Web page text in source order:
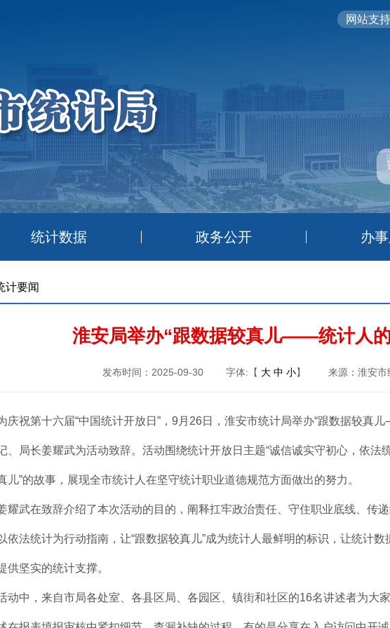
网站支
统计数据 政务公开 办
计要闻
淮安局举办“跟数据较真儿——统计人
发布时间：2025-09-30 字体:【 大 中 小】 来源：淮安
庆祝第十六届“中国统计开放日”，9月26日，淮安市统计局举办“跟数据较真
、局长姜耀武为活动致辞。活动围绕统计开放日主题“诚信诚实守初心，依法
儿”的故事，展现全市统计人在坚守统计职业道德规范方面做出的努力。
耀武在致辞介绍了本次活动的目的，阐释扛牢政治责任、守住职业底线、传
依法统计为行动指南，让“跟数据较真儿”成为统计人最鲜明的标识，让统计
供坚实的统计支撑。
动中，来自市局各处室、各县区局、各园区、镇街和社区的16名讲述者为大